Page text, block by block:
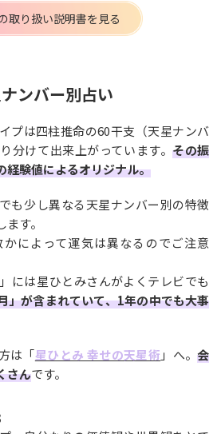
取り扱い説明書を見る
ンバー別占い
プは四柱推命の60干支（天星ナンバ
分けて出来上がっています。その振
経験値によるオリジナル。
も少し異なる天星ナンバー別の特徴
す。
によって運気は異なるのでご注意
には星ひとみさんがよくテレビでも
」が含まれていて、1年の中でも大事
は「星ひとみ 幸せの天星術 」へ。会
さんです。